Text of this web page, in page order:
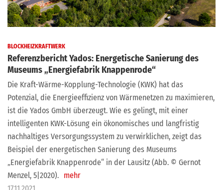
BLOCKHEIZKRAFTWERK
Referenzbericht Yados: Energetische Sanierung des
Museums „Energiefabrik Knappenrode“
Die Kraft-Wärme-Kopplung-Technologie (KWK) hat das
Potenzial, die Energieeffizienz von Wärmenetzen zu maximieren,
ist die Yados GmbH überzeugt. Wie es gelingt, mit einer
intelligenten KWK-Lösung ein ökonomisches und langfristig
nachhaltiges Versorgungssystem zu verwirklichen, zeigt das
Beispiel der energetischen Sanierung des Museums
„Energiefabrik Knappenrode“ in der Lausitz (Abb. © Gernot
Menzel, 5|2020). mehr